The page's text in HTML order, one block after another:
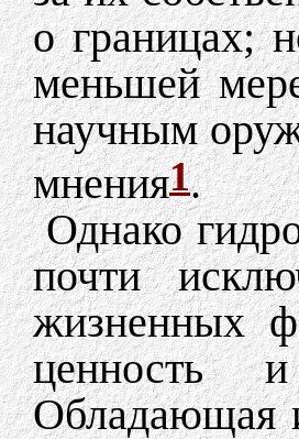
о границах;
меньшей
научным
мнения1.
Однако
почти
жизненных
ценность
Обладающая